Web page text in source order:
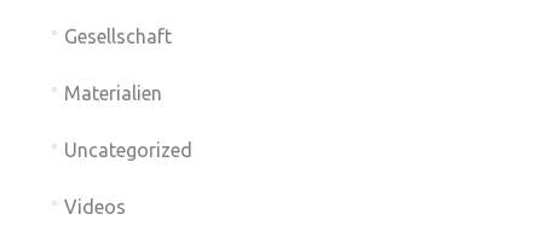
Gesellschaft
Materialien
Uncategorized
Videos